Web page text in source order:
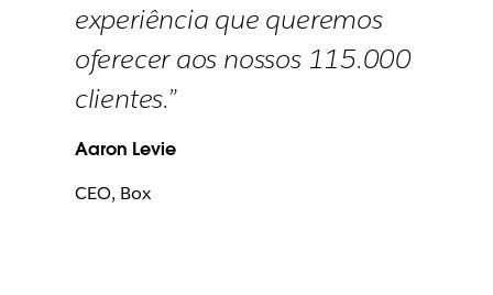
experiência que queremos
oferecer aos nossos 115.000
clientes.”
Aaron Levie
CEO, Box